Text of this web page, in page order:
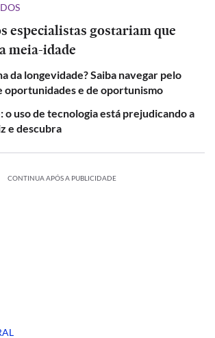
especialistas gostariam que
meia-idade
da longevidade? Saiba navegar pelo
oportunidades e de oportunismo
o uso de tecnologia está prejudicando a
e descubra
CONTINUA APÓS A PUBLICIDADE